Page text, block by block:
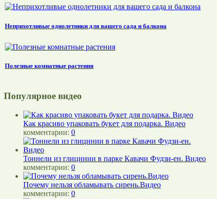
Неприхотливые однолетники для вашего сада и балкона
Полезные комнатные растения
Популярное видео
Как красиво упаковать букет для подарка. Видео
комментарии: 0
Тоннели из глицинии в парке Кавачи Фудзи-ен. Видео
комментарии: 0
Почему нельзя обламывать сирень.Видео
комментарии: 0